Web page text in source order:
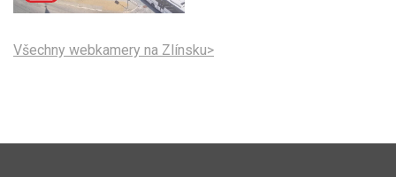
Všechny webkamery na Zlínsku>